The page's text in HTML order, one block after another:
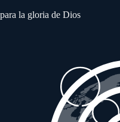
para la gloria de Dios